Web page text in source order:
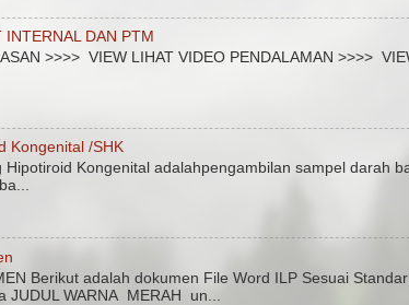
INTERNAL DAN PTM
>>>> VIEW LIHAT VIDEO PENDALAMAN >>>>
Kongenital /SHK
Hipotiroid Kongenital adalahpengambilan sampel darah
Berikut adalah dokumen File Word ILP Sesuai
JUDUL WARNA MERAH un...